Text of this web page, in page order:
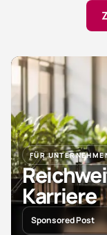
FÜR
Karriere
Sponsored Post